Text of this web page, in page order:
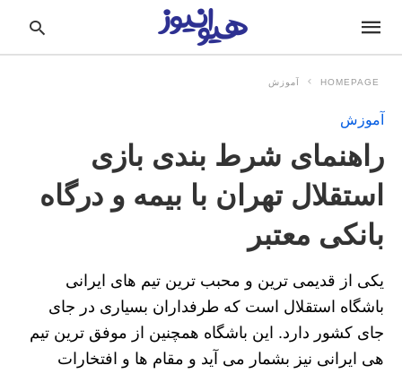
HOMEPAGE آموزش
آموزش
راهنمای شرط بندی بازی
استقلال تهران با بیمه و درگاه
بانکی معتبر
یکی از قدیمی ترین و محبب ترین تیم های ایرانی
باشگاه استقلال است که طرفداران بسیاری در جای
جای کشور دارد. این باشگاه همچنین از موفق ترین تیم
هی ایرانی نیز بشمار می آید و مقام ها و افتخارات